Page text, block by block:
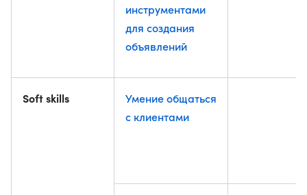
инструментами
для создания
объявлений
Soft skills
Умение общаться
с клиентами